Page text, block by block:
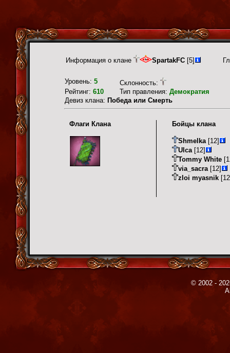
Информация о клане SpartakFC [5]
Уровень: 5
Склонность:
Рейтинг: 610 Тип правления: Демократия
Девиз клана: Победа или Смерть
Флаги Клана Бойцы клана
Shmelka[12]
Ulca[12]
Tommy White
via_sacra[12]
zloi myasnik
© 2002 -